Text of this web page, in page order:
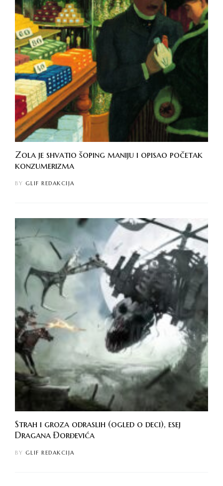
Zola je shvatio šoping maniju i opisao početak
konzumerizma
BY GLIF REDAKCIJA
Strah i groza odraslih (ogled o deci), esej
Dragana Đorđevića
BY GLIF REDAKCIJA